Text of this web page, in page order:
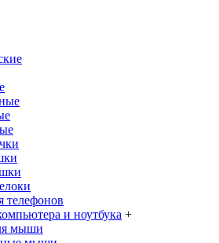
телефонов
и ноутбука +
мыши